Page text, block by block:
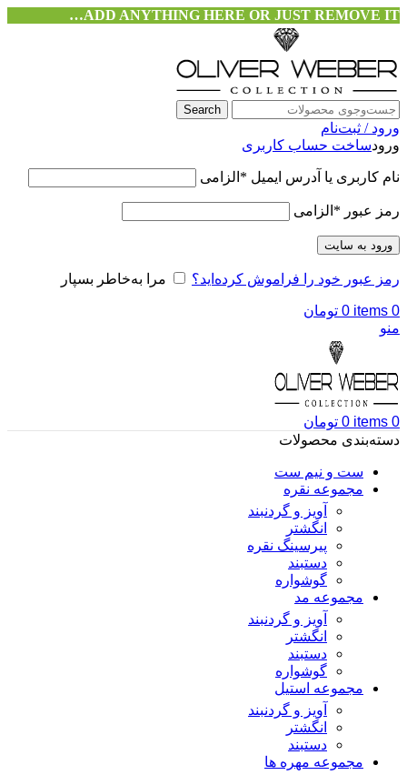
ADD ANYTHING HERE OR JUST REMOVE IT…
Search
ورود / ثبت‌نام
ورودساخت حساب کاربری
نام کاربری یا آدرس ایمیل * الزامی
رمز عبور * الزامی
ورود به سایت
رمز عبور خود را فراموش کرده‌اید؟ مرا به‌خاطر بسپار
0
items
0 تومان
منو
0
items
0 تومان
دسته‌بندی محصولات
ست و نیم ست
مجموعه نقره
آویز و گردنبند
انگشتر
پیرسینگ نقره
دستبند
گوشواره
مجموعه مد
آویز و گردنبند
انگشتر
دستبند
گوشواره
مجموعه استیل
آویز و گردنبند
انگشتر
دستبند
مجموعه مهره ها